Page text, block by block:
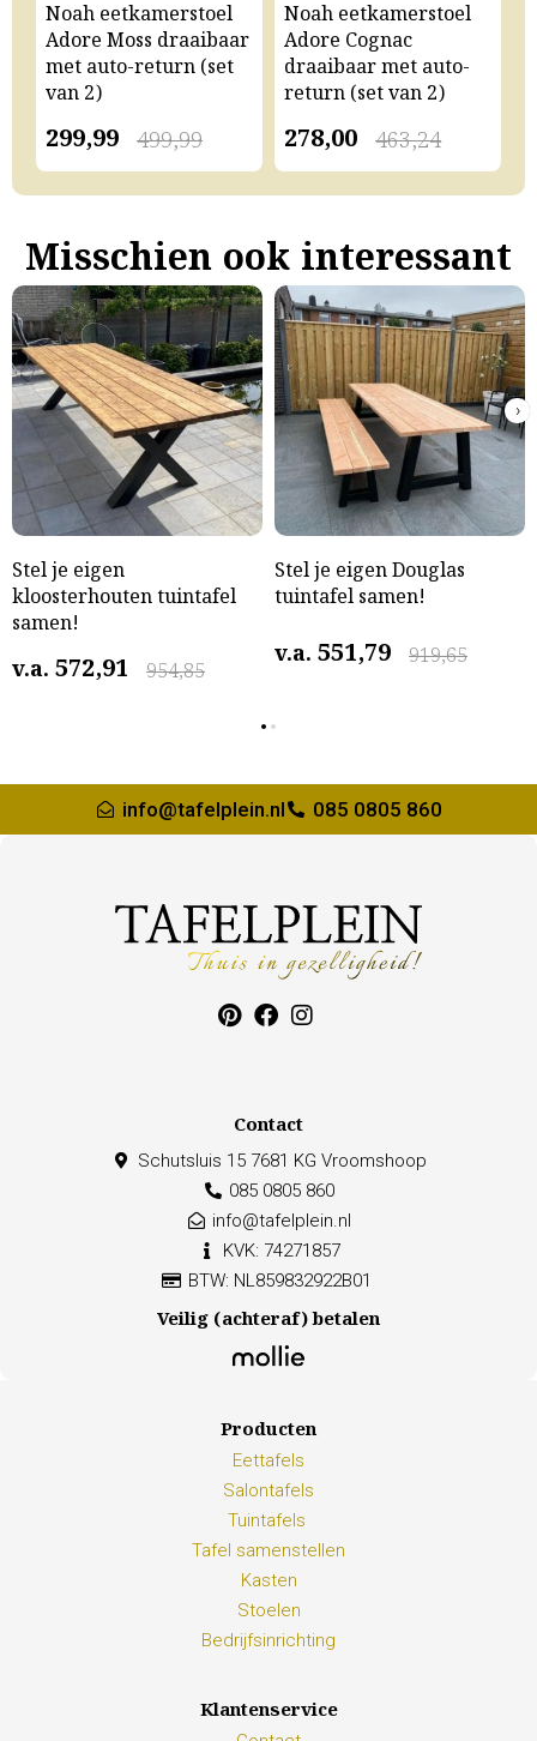
Noah eetkamerstoel
Adore Moss draaibaar
met auto-return (set
van 2)
499,99
299,99
Noah eetkamerstoel
Adore Cognac
draaibaar met auto-
return (set van 2)
463,24
278,00
Misschien ook interessant
Stel je eigen
kloosterhouten tuintafel
samen!
v.a. 954,85
572,91
Stel je eigen Douglas
tuintafel samen!
v.a. 919,65
551,79
›
info@tafelplein.nl 085 0805 860
Contact
Schutsluis 15 7681 KG Vroomshoop
085 0805 860
info@tafelplein.nl
KVK: 74271857
BTW: NL859832922B01
Veilig (achteraf) betalen
Producten
Eettafels
Salontafels
Tuintafels
Tafel samenstellen
Kasten
Stoelen
Bedrijfsinrichting
Klantenservice